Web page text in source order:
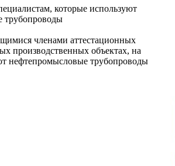
которые используют
трубопроводы
членами аттестационных
производственных объектах, на
нефтепромысловые трубопроводы